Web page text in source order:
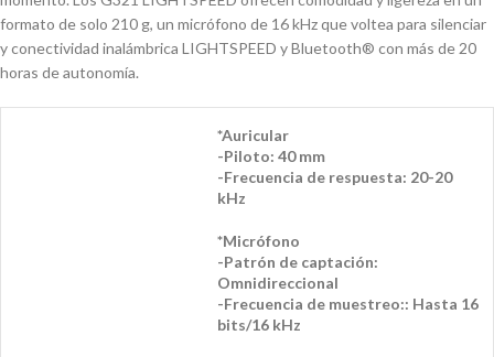
formato de solo 210 g, un micrófono de 16 kHz que voltea para silenciar
y conectividad inalámbrica LIGHTSPEED y Bluetooth® con más de 20
horas de autonomía.
*Auricular
-Piloto: 40 mm
-Frecuencia de respuesta: 20-20
kHz
*Micrófono
-Patrón de captación:
Omnidireccional
-Frecuencia de muestreo:: Hasta 16
bits/16 kHz